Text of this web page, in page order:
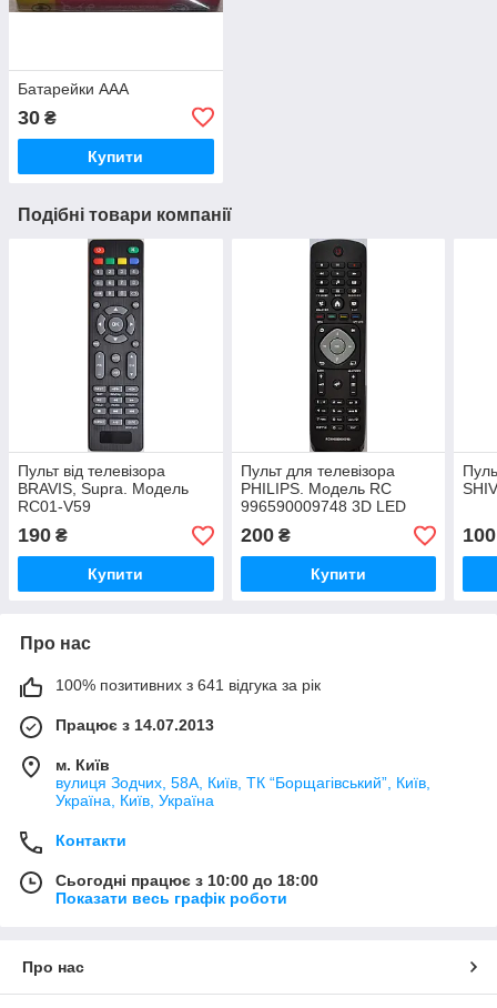
Батарейки ААА
30 ₴
Купити
Подібні товари компанії
Пульт від телевізора
BRAVIS, Supra. Модель
RC01-V59
190 ₴
Купити
Пульт для телевізора
PHILIPS. Модель RC
996590009748 3D LED
LCD TV
200₴
Купити
100
Про нас
100% позитивних з 641 відгука за рік
Працює з 14.07.2013
м. Київ
вулиця Зодчих, 58А, Київ, ТК “Борщагівський”, Київ,
Україна, Київ, Україна
Контакти
Сьогодні працює з 10:00 до 18:00
Показати весь графік роботи
Про нас